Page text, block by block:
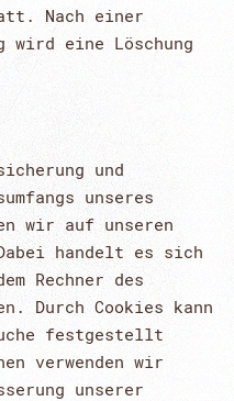
Nach einer
wird eine Löschung
und
unseres
wir auf unseren
handelt es sich
Rechner des
Durch Cookies kann
festgestellt
verwenden wir
unserer